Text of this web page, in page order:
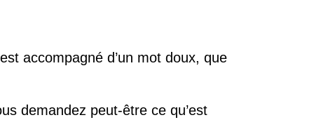
accompagné d’un mot doux, que
demandez peut-être ce qu’est